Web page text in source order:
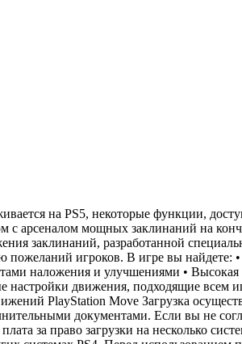
на PS5, некоторые функции,
с арсеналом мощных заклинаний на
заклинаний, разработанной
пожеланий игроков. В игре вы найдете:
наложения и улучшениями • Высокая
движения, подходящие всем
PlayStation Move Загрузка
документами. Если вы не
за право загрузки на несколько